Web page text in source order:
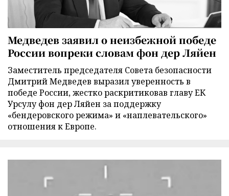
Медведев заявил о неизбежной победе
России вопреки словам фон дер Ляйен
Заместитель председателя Совета безопасности
Дмитрий Медведев выразил уверенность в
победе России, жестко раскритиковав главу ЕК
Урсулу фон дер Ляйен за поддержку
«бендеровского режима» и «наплевательского»
отношения к Европе.